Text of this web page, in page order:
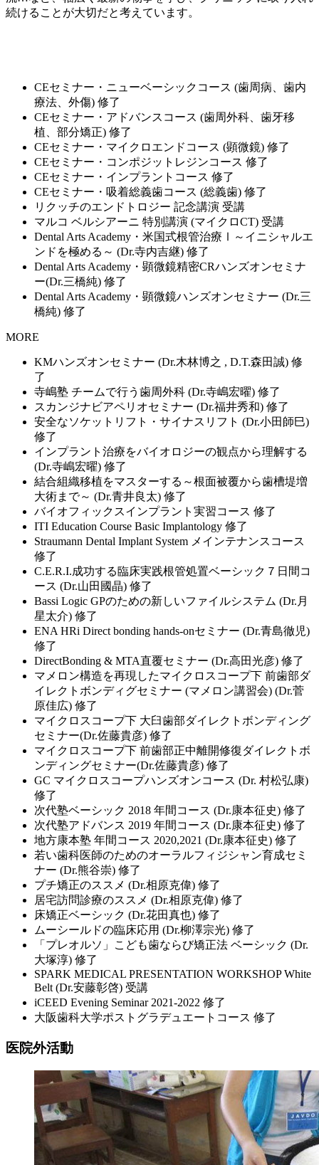
続けることが大切だと考えています。
CEセミナー・ニューベーシックコース (歯周病、歯内
療法、外傷) 修了
CEセミナー・アドバンスコース (歯周外科、歯牙移
植、部分矯正) 修了
CEセミナー・マイクロエンドコース (顕微鏡) 修了
CEセミナー・コンポジットレジンコース 修了
CEセミナー・インプラントコース 修了
CEセミナー・吸着総義歯コース (総義歯) 修了
リクッチのエンドトロジー 記念講演 受講
マルコ ベルシアーニ 特別講演 (マイクロCT) 受講
Dental Arts Academy・米国式根管治療Ⅰ～イニシャルエ
ンドを極める～ (Dr.寺内吉継) 修了
Dental Arts Academy・顕微鏡精密CRハンズオンセミナ
ー(Dr.三橋純) 修了
Dental Arts Academy・顕微鏡ハンズオンセミナー (Dr.三
橋純) 修了
MORE
KMハンズオンセミナー (Dr.木林博之 , D.T.森田誠) 修
了
寺嶋塾 チームで行う歯周外科 (Dr.寺嶋宏曜) 修了
スカンジナビアペリオセミナー (Dr.福井秀和) 修了
安全なソケットリフト・サイナスリフト (Dr.小田師巳)
修了
インプラント治療をバイオロジーの観点から理解する
(Dr.寺嶋宏曜) 修了
結合組織移植をマスターする～根面被覆から歯槽堤増
大術まで～ (Dr.青井良太) 修了
バイオフィックスインプラント実習コース 修了
ITI Education Course Basic Implantology 修了
Straumann Dental Implant System メインテナンスコース
修了
C.E.R.I.成功する臨床実践根管処置ベーシック７日間コ
ース (Dr.山田國晶) 修了
Bassi Logic GPのための新しいファイルシステム (Dr.月
星太介) 修了
ENA HRi Direct bonding hands-onセミナー (Dr.青島徹児)
修了
DirectBonding & MTA直覆セミナー (Dr.高田光彦) 修了
マメロン構造を再現したマイクロスコープ下 前歯部ダ
イレクトボンディグセミナー (マメロン講習会) (Dr.菅
原佳広) 修了
マイクロスコープ下 大臼歯部ダイレクトボンディング
セミナー(Dr.佐藤貴彦) 修了
マイクロスコープ下 前歯部正中離開修復ダイレクトボ
ンディングセミナー(Dr.佐藤貴彦) 修了
GC マイクロスコープハンズオンコース (Dr. 村松弘康)
修了
次代塾ベーシック 2018 年間コース (Dr.康本征史) 修了
次代塾アドバンス 2019 年間コース (Dr.康本征史) 修了
地方康本塾 年間コース 2020,2021 (Dr.康本征史) 修了
若い歯科医師のためのオーラルフィジシャン育成セミ
ナー (Dr.熊谷崇) 修了
プチ矯正のススメ (Dr.相原克偉) 修了
居宅訪問診療のススメ (Dr.相原克偉) 修了
床矯正ベーシック (Dr.花田真也) 修了
ムーシールドの臨床応用 (Dr.柳澤宗光) 修了
「プレオルソ」こども歯ならび矯正法 ベーシック (Dr.
大塚淳) 修了
SPARK MEDICAL PRESENTATION WORKSHOP White
Belt (Dr.安藤彰啓) 受講
iCEED Evening Seminar 2021-2022 修了
大阪歯科大学ポストグラデュエートコース 修了
医院外活動